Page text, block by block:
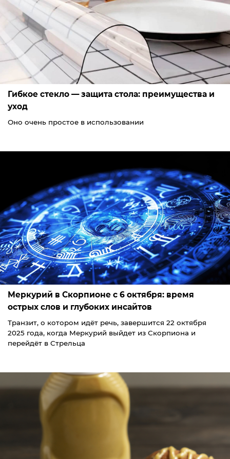
Гибкое стекло — защита стола: преимущества и
уход
Оно очень простое в использовании
Меркурий в Скорпионе с 6 октября: время
острых слов и глубоких инсайтов
Транзит, о котором идёт речь, завершится 22 октября
2025 года, когда Меркурий выйдет из Скорпиона и
перейдёт в Стрельца